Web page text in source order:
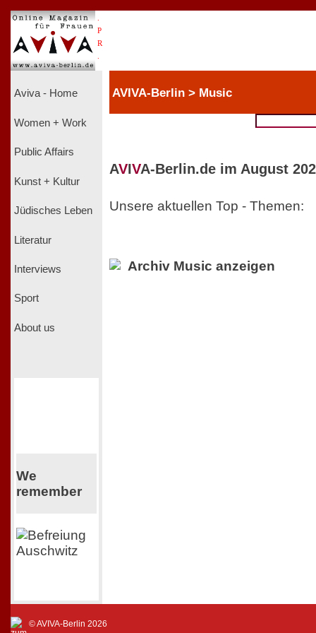
P
R
Aviva - Home
Women + Work
Public Affairs
Kunst + Kultur
Jüdisches Leben
Literatur
Interviews
Sport
About us
We
remember
AVIVA-Berlin > Music
AVIVA-Berlin.de im August
Unsere aktuellen Top - Themen:
Archiv Music anzeigen
© AVIVA-Berlin 2026